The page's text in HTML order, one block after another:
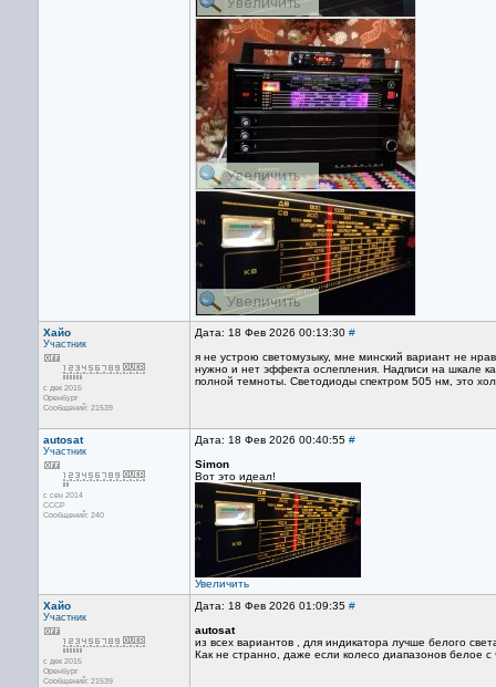
Хайо
Участник
с дек 2015
Оренбург
Сообщений: 21539
Дата: 18 Фев 2026 00:13:30 #
я не устрою светомузыку, мне минский вариант не
нужно и нет эффекта ослепления. Надписи на шкале
полной темноты. Светодиоды спектром 505 нм, это
autosat
Участник
с сен 2014
СССР
Сообщений: 240
Дата: 18 Фев 2026 00:40:55 #
Simon
Вот это идеал!
Увеличить
Хайо
Участник
с дек 2015
Оренбург
Сообщений: 21539
Дата: 18 Фев 2026 01:09:35 #
autosat
из всех вариантов , для индикатора лучше белого
Как не странно, даже если колесо диапазонов белое